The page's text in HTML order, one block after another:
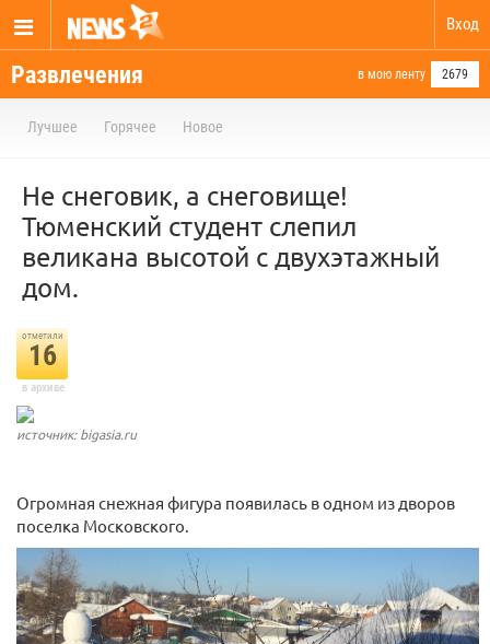
Вход
Развлечения в мою ленту 2679
Лучшее Горячее Новое
Не снеговик, а снеговище!
Тюменский студент слепил
великана высотой с двухэтажный
дом.
отметили
16
в архиве
источник: bigasia.ru
Огромная снежная фигура появилась в одном из дворов
поселка Московского.